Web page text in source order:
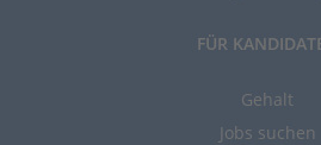
FÜR
Gehalt
Jobs suchen